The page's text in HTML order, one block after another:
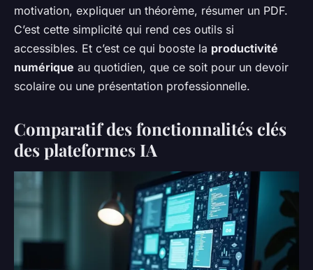
motivation, expliquer un théorème, résumer un PDF.
C’est cette simplicité qui rend ces outils si
accessibles. Et c’est ce qui booste la productivité
numérique au quotidien, que ce soit pour un devoir
scolaire ou une présentation professionnelle.
Comparatif des fonctionnalités clés
des plateformes IA